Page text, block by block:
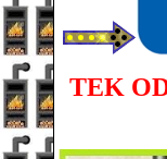
TEK